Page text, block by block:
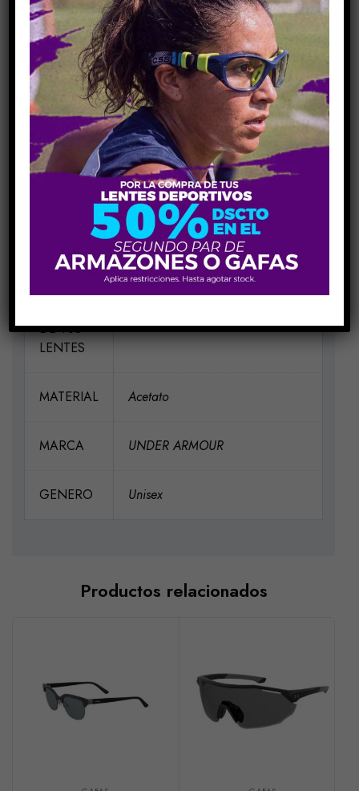
COMPARE
Share Link:
INFORMACIÓN ADICIONAL
MEDIDAS H99-V47-P09-VA120
ELIGE UN
COLOR
DE TUS
LENTES
NEGRO CON BLANCO Y ROJO
4NLB3
MATERIAL Acetato
MARCA UNDER ARMOUR
GENERO Unisex
Productos relacionados